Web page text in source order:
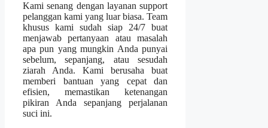
Kami senang dengan layanan support
pelanggan kami yang luar biasa. Team
khusus kami sudah siap 24/7 buat
menjawab pertanyaan atau masalah
apa pun yang mungkin Anda punyai
sebelum, sepanjang, atau sesudah
ziarah Anda. Kami berusaha buat
memberi bantuan yang cepat dan
efisien, memastikan ketenangan
pikiran Anda sepanjang perjalanan
suci ini.